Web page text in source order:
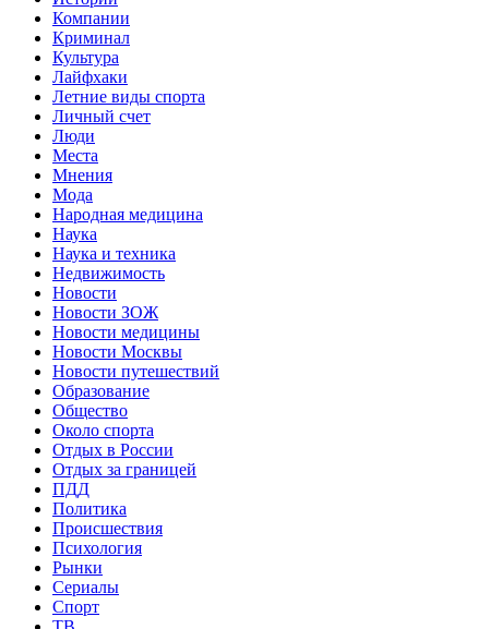
Компании
Криминал
Культура
Лайфхаки
Летние виды спорта
Личный счет
Люди
Места
Мнения
Мода
Народная медицина
Наука
Наука и техника
Недвижимость
Новости
Новости ЗОЖ
Новости медицины
Новости Москвы
Новости путешествий
Образование
Общество
Около спорта
Отдых в России
Отдых за границей
ПДД
Политика
Происшествия
Психология
Рынки
Сериалы
Спорт